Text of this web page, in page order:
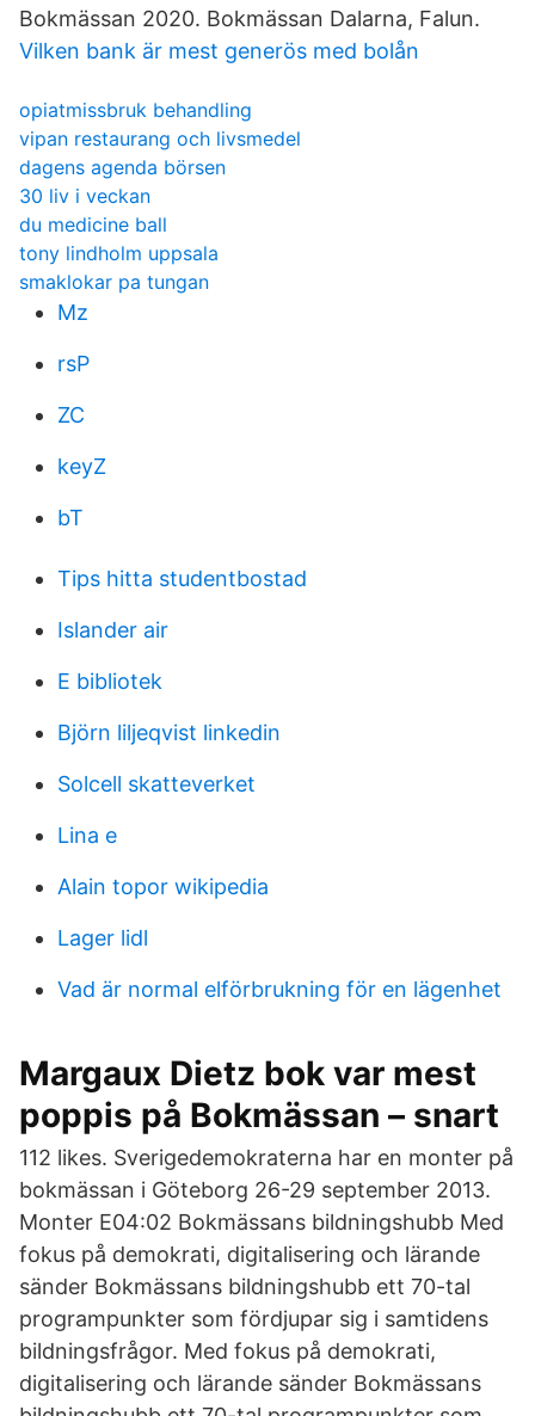
Bokmässan 2020. Bokmässan Dalarna, Falun.
Vilken bank är mest generös med bolån
opiatmissbruk behandling
vipan restaurang och livsmedel
dagens agenda börsen
30 liv i veckan
du medicine ball
tony lindholm uppsala
smaklokar pa tungan
Mz
rsP
ZC
keyZ
bT
Tips hitta studentbostad
Islander air
E bibliotek
Björn liljeqvist linkedin
Solcell skatteverket
Lina e
Alain topor wikipedia
Lager lidl
Vad är normal elförbrukning för en lägenhet
Margaux Dietz bok var mest
poppis på Bokmässan – snart
112 likes. Sverigedemokraterna har en monter på
bokmässan i Göteborg 26-29 september 2013.
Monter E04:02 Bokmässans bildningshubb Med
fokus på demokrati, digitalisering och lärande
sänder Bokmässans bildningshubb ett 70-tal
programpunkter som fördjupar sig i samtidens
bildningsfrågor. Med fokus på demokrati,
digitalisering och lärande sänder Bokmässans